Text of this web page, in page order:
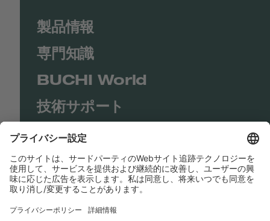
製品情報
専門知識
BUCHI World
技術サポート
Shop
Contact us